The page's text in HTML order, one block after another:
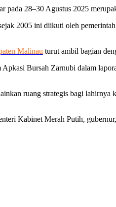
28–30 Agustus 2025
2005 ini diikuti oleh
Malinau turut ambil bagian
Bursah Zarnubi dalam
ruang strategis bagi
Kabinet Merah Putih,